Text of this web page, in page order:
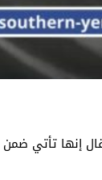
إنها تأتي ضمن